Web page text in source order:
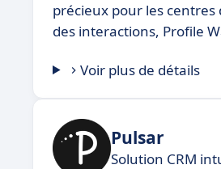
précieux pour les
des interactions, Profile
Voir plus de détails
Pulsar
Solution CRM